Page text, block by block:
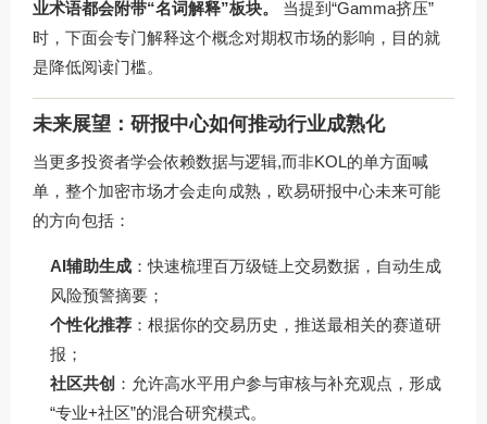
业术语都会附带“名词解释”板块。
当提到“Gamma挤压”
时，下面会专门解释这个概念对期权市场的影响，目的就
是降低阅读门槛。
未来展望：研报中心如何推动行业成熟化
当更多投资者学会依赖数据与逻辑,而非KOL的单方面喊
单，整个加密市场才会走向成熟，欧易研报中心未来可能
的方向包括：
AI辅助生成 ：快速梳理百万级链上交易数据，自动生成
风险预警摘要；
个性化推荐 ：根据你的交易历史，推送最相关的赛道研
报；
社区共创 ：允许高水平用户参与审核与补充观点，形成
“专业+社区”的混合研究模式。